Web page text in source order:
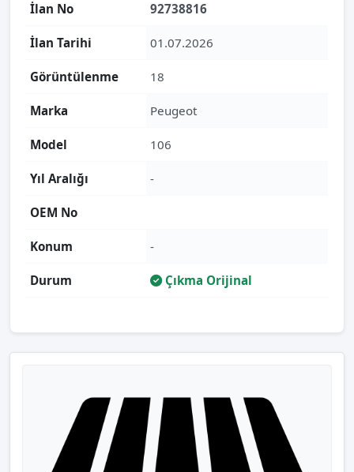
İlan No 92738816
İlan Tarihi 01.07.2026
Görüntülenme 18
Marka Peugeot
Model 106
Yıl Aralığı -
OEM No
Konum -
Durum Çıkma Orijinal